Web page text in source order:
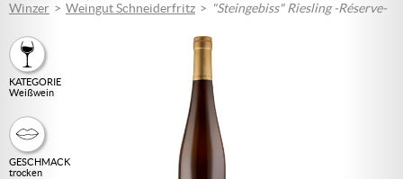
Winzer Weingut Schneiderfritz "Steingebiss" Riesling -Réserve-
KATEGORIE
Weißwein
GESCHMACK
trocken